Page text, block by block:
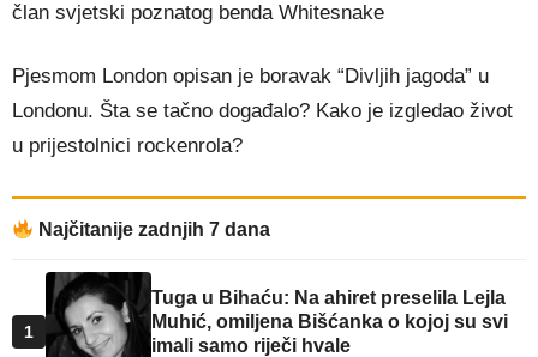
član svjetski poznatog benda Whitesnake
Pjesmom London opisan je boravak “Divljih jagoda” u
Londonu. Šta se tačno događalo? Kako je izgledao život
u prijestolnici rockenrola?
Najčitanije zadnjih 7 dana
1
Tuga u Bihaću: Na ahiret preselila Lejla
Muhić, omiljena Bišćanka o kojoj su svi
imali samo riječi hvale